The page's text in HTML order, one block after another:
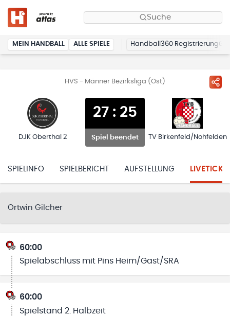
Suche
MEIN HANDBALL ALLE SPIELE Handball360 Registrierung
HVS - Männer Bezirksliga (Ost)
DJK Oberthal 2
27 : 25
Spiel beendet TV Birkenfeld/Nohfelden
SPIELINFO SPIELBERICHT AUFSTELLUNG
Ortwin Gilcher
60:00
Spielabschluss mit Pins Heim/Gast/SRA
60:00
Spielstand 2. Halbzeit